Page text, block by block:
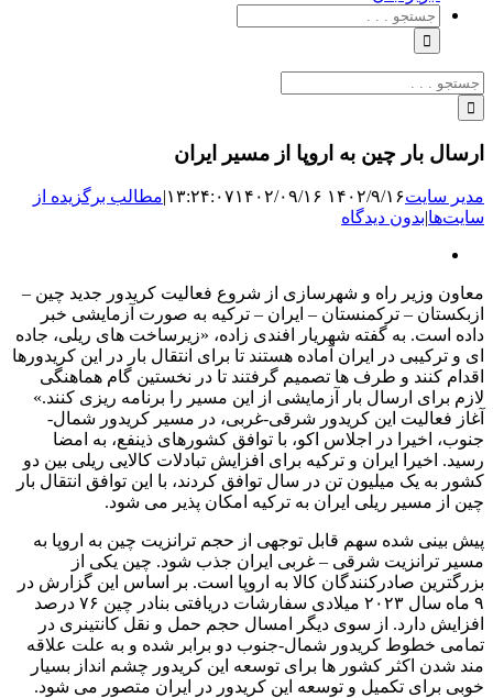
جستجو
برای:
جستجو
برای:
ارسال بار چین به اروپا از مسیر ایران
مدیر سایت۱۴۰۲/۹/۱۶ ۱۳:۲۴:۰۷ ۱۴۰۲/۰۹/۱۶ |مطالب برگزیده از
سایت‌ها|بدون دیدگاه
بزرگ
معاون وزیر راه و شهرسازی از شروع فعالیت کریدور جدید چین –
ازبکستان – ترکمنستان – ایران – ترکیه به صورت آزمایشی خبر
داده است. به گفته شهریار افندی زاده، «زیرساخت های ریلی، جاده
ای و ترکیبی در ایران آماده هستند تا برای انتقال بار در این کریدورها
اقدام کنند و طرف ها تصمیم گرفتند تا در نخستین گام هماهنگی
لازم برای ارسال بار آزمایشی از این مسیر را برنامه ریزی کنند.»
آغاز فعالیت این کریدور شرقی-غربی، در مسیر کریدور شمال-
جنوب، اخیرا در اجلاس اکو، با توافق کشورهای ذینفع، به امضا
رسید. اخیرا ایران و ترکیه برای افزایش تبادلات کالایی ریلی بین دو
کشور به یک میلیون تن در سال توافق کردند، با این توافق انتقال بار
چین از مسیر ریلی ایران به ترکیه امکان پذیر می شود.
پیش بینی شده سهم قابل توجهی از حجم ترانزیت چین به اروپا به
مسیر ترانزیت شرقی – غربی ایران جذب شود. چین یکی از
بزرگترین صادرکنندگان کالا به اروپا است. بر اساس این گزارش در
۹ ماه سال ۲۰۲۳ میلادی سفارشات دریافتی بنادر چین ۷۶ درصد
افزایش دارد. از سوی دیگر امسال حجم حمل و نقل کانتینری در
تمامی خطوط کریدور شمال-جنوب دو برابر شده و به علت علاقه
مند شدن اکثر کشور ها برای توسعه این کریدور چشم انداز بسیار
خوبی برای تکمیل و توسعه این کریدور در ایران متصور می شود.